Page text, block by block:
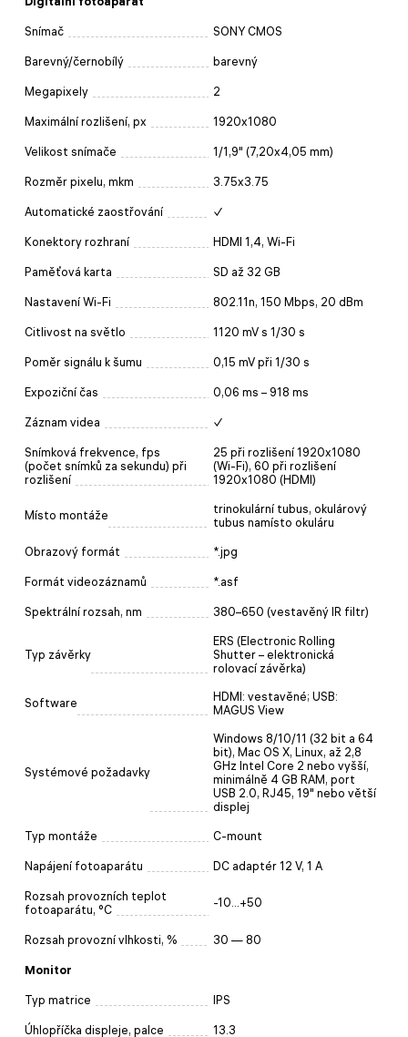
Snímač SONY CMOS
Barevný/černobílý barevný
Megapixely 2
Maximální rozlišení, px 1920x1080
Velikost snímače 1/1,9" (7,20x4,05 mm)
Rozměr pixelu, mkm 3.75x3.75
Automatické zaostřování ✓
Konektory rozhraní HDMI 1,4, Wi-Fi
Paměťová karta SD až 32 GB
Nastavení Wi-Fi 802.11n, 150 Mbps, 20 dBm
Citlivost na světlo 1120 mV s 1/30 s
Poměr signálu k šumu 0,15 mV při 1/30 s
Expoziční čas 0,06 ms – 918 ms
Záznam videa ✓
Snímková frekvence, fps
(počet snímků za sekundu) při
rozlišení
25 při rozlišení 1920x1080
(Wi-Fi), 60 při rozlišení
1920x1080 (HDMI)
Místo montáže
trinokulární tubus, okulárový
tubus namísto okuláru
Obrazový formát *.jpg
Formát videozáznamů *.asf
Spektrální rozsah, nm 380–650 (vestavěný IR filtr)
Typ závěrky
ERS (Electronic Rolling
Shutter – elektronická
rolovací závěrka)
Software
HDMI: vestavěné; USB:
MAGUS View
Systémové požadavky
Windows 8/10/11 (32 bit a 64
bit), Mac OS X, Linux, až 2,8
GHz Intel Core 2 nebo vyšší,
minimálně 4 GB RAM, port
USB 2.0, RJ45, 19" nebo větší
displej
Typ montáže C-mount
Napájení fotoaparátu DC adaptér 12 V, 1 A
Rozsah provozních teplot
fotoaparátu, °C
-10...+50
Rozsah provozní vlhkosti, % 30 — 80
Monitor
Typ matrice IPS
Úhlopříčka displeje, palce 13.3